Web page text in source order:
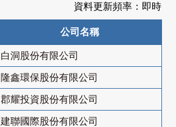
資料更新頻率：即時
公司名稱
白洞股份有限公司
隆鑫環保股份有限公司
郡耀投資股份有限公司
建聯國際股份有限公司